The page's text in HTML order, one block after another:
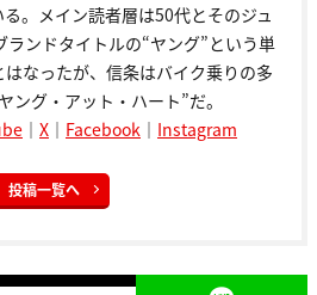
。メイン読者層は50代とそのジュ
ンドタイトルの“ヤング”という単
なったが、信条はバイク乗りの多
ング・アット・ハート”だ。
｜ X ｜ Facebook ｜ Instagram
投稿一覧へ